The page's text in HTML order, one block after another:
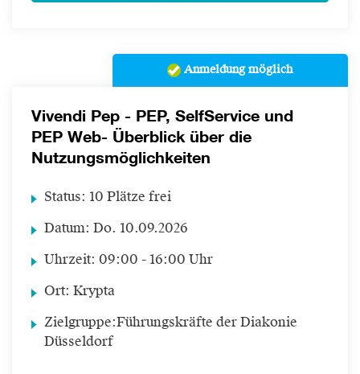
Anmeldung möglich
Vivendi Pep - PEP, SelfService und
PEP Web- Überblick über die
Nutzungsmöglichkeiten
Status: 10 Plätze frei
Datum: Do. 10.09.2026
Uhrzeit: 09:00 - 16:00 Uhr
Ort: Krypta
Zielgruppe:Führungskräfte der Diakonie
Düsseldorf